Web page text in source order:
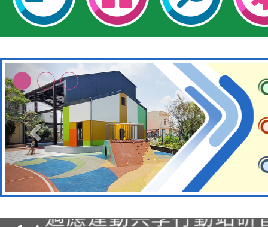
本校115學年度第2次
招甄選結果公告(無人